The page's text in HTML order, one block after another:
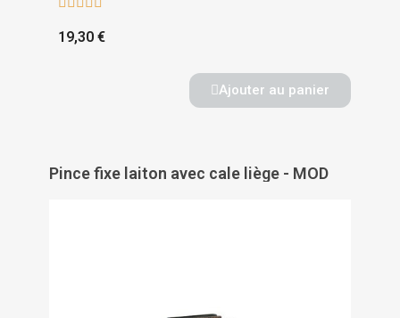
19,30 €
Ajouter au panier
Pince fixe laiton avec cale liège - MOD